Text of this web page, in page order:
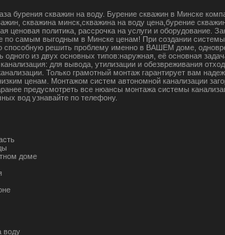
бурения скважин на воду. Бурение скважин в Минске
скважина минск,скважина на воду цена,бурение
ценовая политика, рассрочка на услуги и оборудование.
по самым выгодным в Минске ценам! При создании
способную решить проблему именно в ВАШЕМ доме,
одного из двух основных типов:наружная, её основная
для вывода, утилизации и обезвреживания
Только грамотный монтаж гарантирует вам
ценам. Монтажом систем автономной канализации
предусмотреть все нюансы монтажа системы
вод узнавайте по телефону.
доме
воду